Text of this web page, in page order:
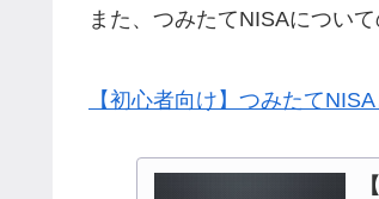
また、つみたてNISAについ
【初心者向け】つみたて